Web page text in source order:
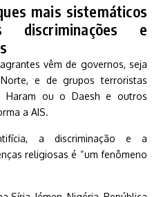
mais sistemáticos
e
vêm de governos, seja
e de grupos terroristas
Haram ou o Daesh e outros
a AIS.
a discriminação e a
religiosas é “um fenômeno